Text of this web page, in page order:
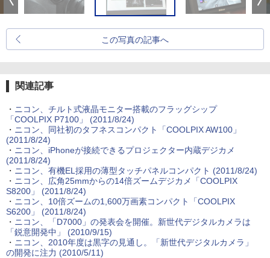
この写真の記事へ
関連記事
・ ニコン、チルト式液晶モニター搭載のフラッグシップ
「COOLPIX P7100」 (2011/8/24)
・ ニコン、同社初のタフネスコンパクト「COOLPIX AW100」
(2011/8/24)
・ ニコン、iPhoneが接続できるプロジェクター内蔵デジカメ
(2011/8/24)
・ ニコン、有機EL採用の薄型タッチパネルコンパクト (2011/8/24)
・ ニコン、広角25mmからの14倍ズームデジカメ「COOLPIX
S8200」 (2011/8/24)
・ ニコン、10倍ズームの1,600万画素コンパクト「COOLPIX
S6200」 (2011/8/24)
・ ニコン、「D7000」の発表会を開催。新世代デジタルカメラは
「鋭意開発中」 (2010/9/15)
・ ニコン、2010年度は黒字の見通し。「新世代デジタルカメラ」
の開発に注力 (2010/5/11)